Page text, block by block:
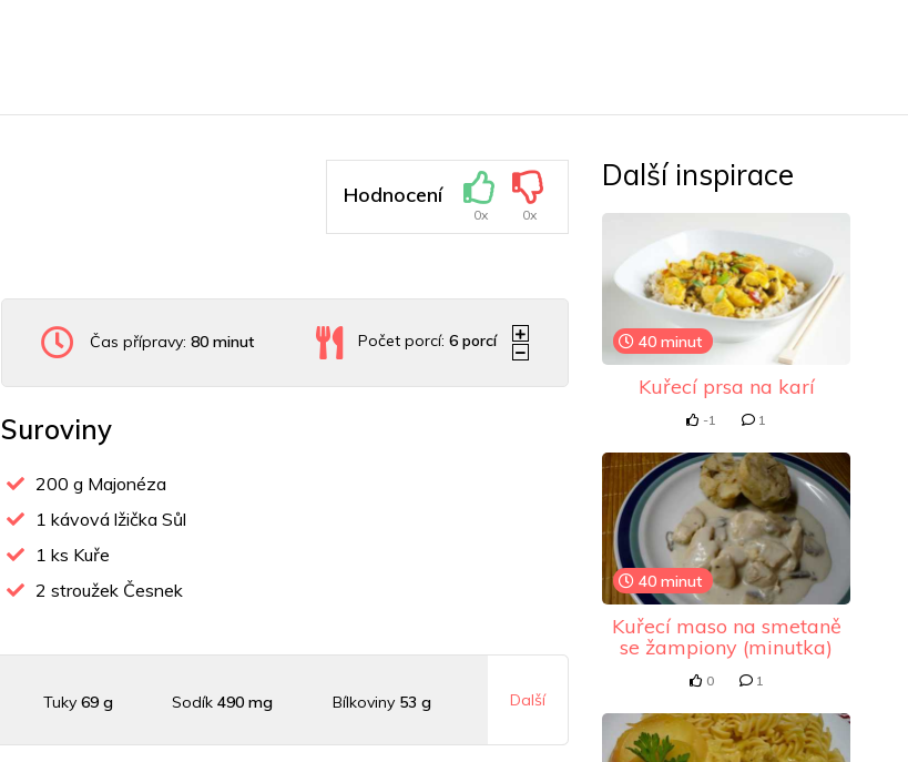
Hodnocení
0x 0x
Čas přípravy:80 minut Počet porcí: 6 porcí
Suroviny
200 g Majonéza
1 kávová lžička Sůl
1 ks Kuře
2 stroužek Česnek
Tuky69 g Sodík490 mg Bílkoviny 53 g Další
Další inspirace
40 minut
Kuřecí prsa na karí
-1 1
40 minut
Kuřecí maso na smetaně
se žampiony (minutka)
0 1